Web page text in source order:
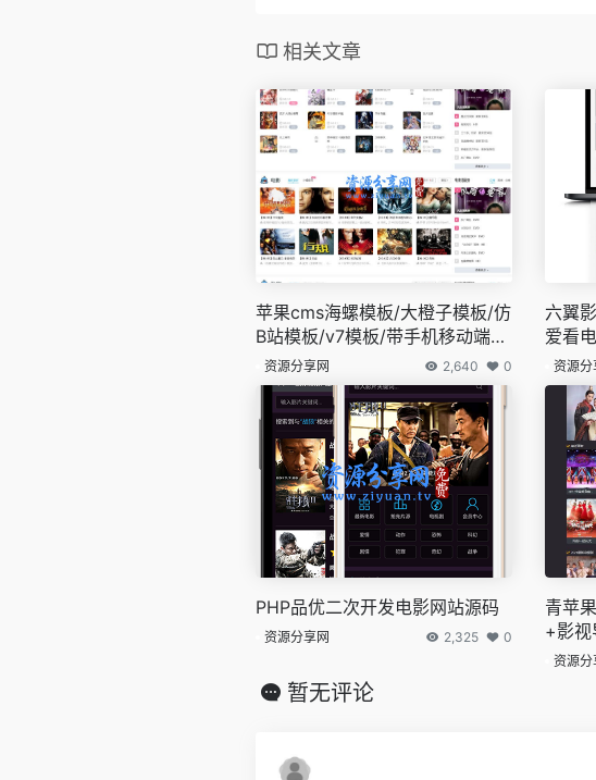
相关文章
苹果cms海螺模板/大橙子模板/仿
B站模板/v7模板/带手机移动端
+详细安装使用说明
资源分享网 2,640 0
六翼
爱看
站模
资源分
PHP品优二次开发电影网站源码
资源分享网 2,325 0
青苹
+影视
资源分
暂无评论